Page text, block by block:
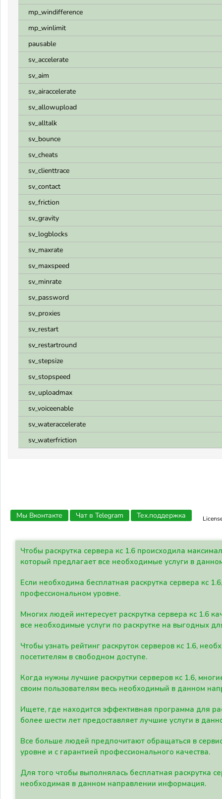
mp_windifference
mp_winlimit
pausable
sv_accelerate
sv_aim
sv_airaccelerate
sv_allowupload
sv_alltalk
sv_bounce
sv_cheats
sv_clienttrace
sv_contact
sv_friction
sv_gravity
sv_logblocks
sv_maxrate
sv_maxspeed
sv_minrate
sv_password
sv_proxies
sv_restart
sv_restartround
sv_stepsize
sv_stopspeed
sv_uploadmax
sv_voiceenable
sv_wateraccelerate
sv_waterfriction
Мы Вконтакте Чат в Telegram Тех.поддержка
Чтобы раскрутка сервера кс 1.6 происходила
который предлагает все необходимые услуги в
Если необходима бесплатная раскрутка сервера кс
профессиональном уровне.
Многих людей интересует раскрутка сервера кс 1.6
все необходимые услуги по раскрутке на выгодных
Чтобы узнать рейтинг раскруток серверов кс 1.6,
посетителям в свободном доступе.
Когда нужны лучшие раскрутки серверов кс 1.6,
своим пользователям весь необходимый в данном
Ищете, где находится эффективная программа для
более шести лет предоставляет лучшие услуги в
Все больше людей предпочитают обращаться в
уровне и с гарантией профессионального качества.
Для того чтобы выполнялась бесплатная раскрутка
необходимая в данном направлении информация.